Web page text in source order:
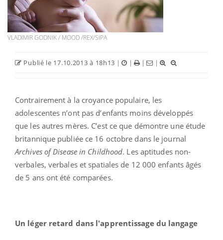
VLADIMIR GODNIK / MOOD /REX/SIPA
Publié le 17.10.2013 à 18h13 | | | |
Contrairement à la croyance populaire, les
adolescentes n’ont pas d’enfants moins développés
que les autres mères. C’est ce que démontre une étude
britannique publiée ce 16 octobre dans le journal
Archives of Disease in Childhood. Les aptitudes non-
verbales, verbales et spatiales de 12 000 enfants âgés
de 5 ans ont été comparées.
Un léger retard dans l'apprentissage du langage